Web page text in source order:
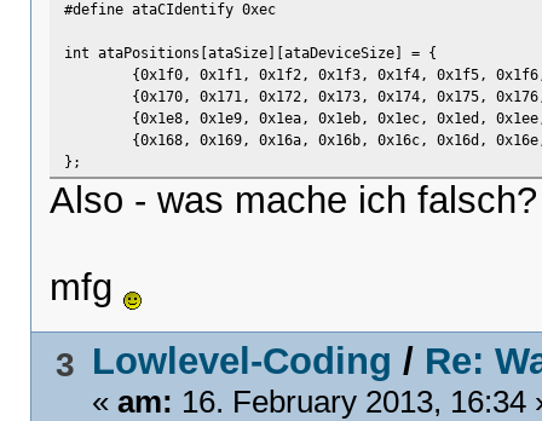
#define ataCIdentify 0xec
int ataPositions[ataSize][ataDeviceSize] = {
{0x1f0, 0x1f1, 0x1f2, 0x1f3, 0x1f4, 0x1f5,
{0x170, 0x171, 0x172, 0x173, 0x174, 0x175,
{0x1e8, 0x1e9, 0x1ea, 0x1eb, 0x1ec, 0x1ed,
{0x168, 0x169, 0x16a, 0x16b, 0x16c, 0x16d,
};
Also - was mache ich
mfg
3 Lowlevel-Coding / Re:
«am: 16. February 2013, 16:34